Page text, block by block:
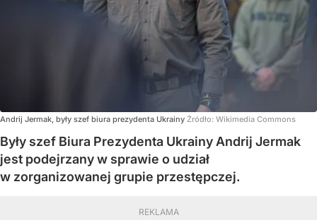
Andrij Jermak, były szef biura prezydenta Ukrainy Źródło: Wikimedia Commons
Były szef Biura Prezydenta Ukrainy Andrij Jermak
jest podejrzany w sprawie o udział
w zorganizowanej grupie przestępczej.